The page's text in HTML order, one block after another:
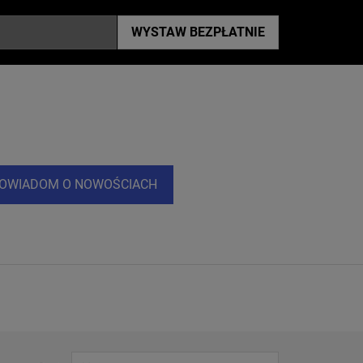
WYSTAW BEZPŁATNIE
O NOWOŚCIACH